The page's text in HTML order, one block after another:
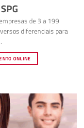
de 3 a 199
diferenciais para
ONLINE